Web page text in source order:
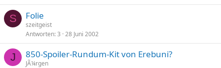
S Folie
szeitgeist
Antworten 3 28 Juni 2002
J 850-Spoiler-Rundum-Kit von Erebuni?
JÃ¼rgen